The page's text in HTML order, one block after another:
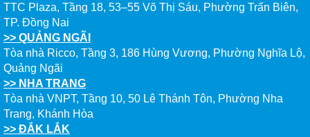
TTC Plaza, Tầng 18, 53–55 Võ Thị Sáu, Phường Trấn Biên,
TP. Đồng Nai
>> QUẢNG NGÃI
Tòa nhà Ricco, Tầng 3, 186 Hùng Vương, Phường Nghĩa Lộ,
Quảng Ngãi
>> NHA TRANG
Tòa nhà VNPT, Tầng 10, 50 Lê Thánh Tôn, Phường Nha
Trang, Khánh Hòa
>> ĐẮK LẮK